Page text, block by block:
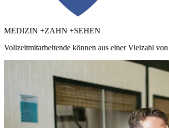
MEDIZIN +ZAHN +SEHEN
Vollzeitmitarbeitende können aus einer Vielzahl